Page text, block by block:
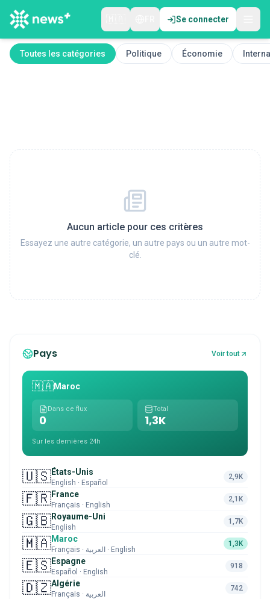
Se connecter
Toutes les catégories Politique Économie
Aucun article pour ces critères
Essayez une autre catégorie, un autre pays ou un autre mot-
clé.
Pays Voir tout
🇲🇦Maroc
Dans ce flux
0
Total
1,3K
Sur les dernières 24h
🇺🇸États-Unis
English · Español
2,9K
🇫🇷France
Français · English
2,1K
🇬🇧Royaume-Uni
English
1,7K
🇲🇦Maroc
Français · العربية · English
1,3K
🇪🇸Espagne
Español · English
918
🇩🇿Algérie
Français · العربية
742